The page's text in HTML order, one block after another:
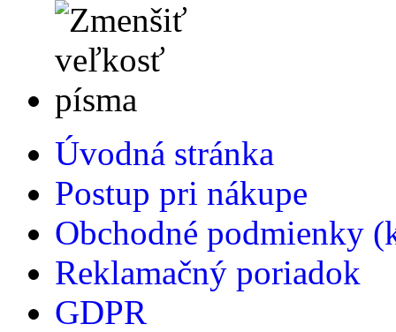
Úvodná stránka
Postup pri nákupe
Obchodné podmienky
Reklamačný poriadok
GDPR